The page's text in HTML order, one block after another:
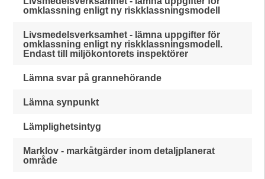
omklassning enligt ny riskklassningsmodell
Livsmedelsverksamhet - lämna uppgifter för
omklassning enligt ny riskklassningsmodell.
Endast till miljökontorets inspektörer
Lämna svar på grannehörande
Lämna synpunkt
Lämplighetsintyg
Marklov - markåtgärder inom detaljplanerat
område